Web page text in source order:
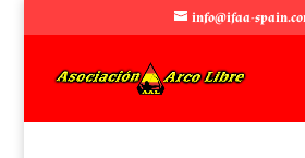
info@ifaa-